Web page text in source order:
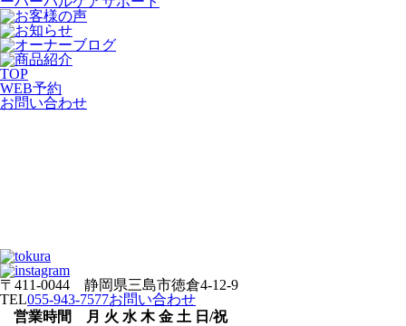
TOP
WEB予約
お問い合わせ
〒411-0044 静岡県三島市徳倉4-12-9
TEL055-943-7577お問い合わせ
営業時間
月 火 水 木 金 土 日/祝